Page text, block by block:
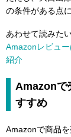
の条件がある点
あわせて読みたい
Amazonレビュ
紹介
Amazonで
すすめ
Amazonで商品